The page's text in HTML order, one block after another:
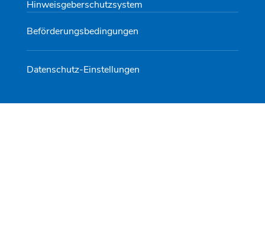
Hinweisgeberschutzsystem
Beförderungsbedingungen
Datenschutz-Einstellungen